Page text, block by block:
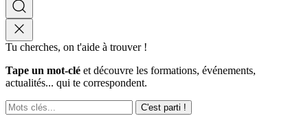
Tu cherches, on t'aide à trouver !
Tape un mot-clé et découvre les formations, événements,
actualités... qui te correspondent.
C'est parti !